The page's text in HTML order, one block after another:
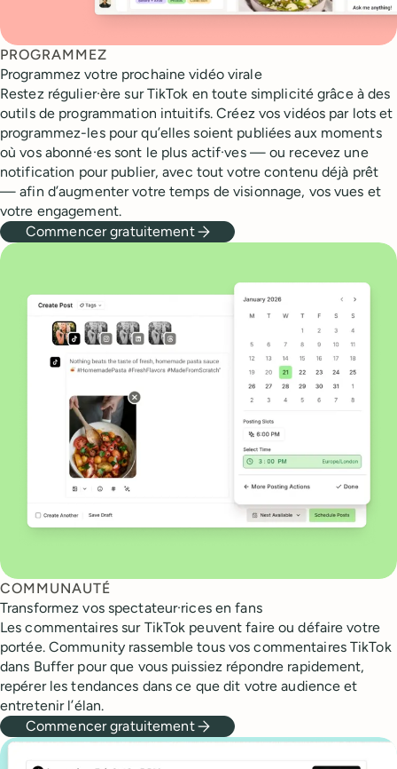
PROGRAMMEZ
Programmez votre prochaine vidéo virale
Restez régulier·ère sur TikTok en toute simplicité grâce à des
outils de programmation intuitifs. Créez vos vidéos par lots et
programmez-les pour qu’elles soient publiées aux moments
où vos abonné·es sont le plus actif·ves — ou recevez une
notification pour publier, avec tout votre contenu déjà prêt
— afin d’augmenter votre temps de visionnage, vos vues et
votre engagement.
Commencer gratuitement
COMMUNAUTÉ
Transformez vos spectateur·rices en fans
Les commentaires sur TikTok peuvent faire ou défaire votre
portée. Community rassemble tous vos commentaires TikTok
dans Buffer pour que vous puissiez répondre rapidement,
repérer les tendances dans ce que dit votre audience et
entretenir l’élan.
Commencer gratuitement